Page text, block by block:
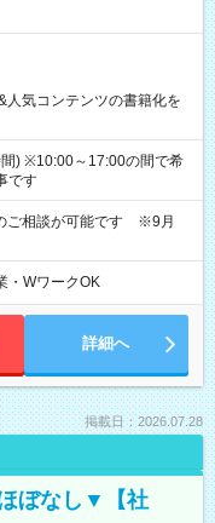
人気コンテンツの書籍化を
) ※10:00～17:00の間で希
です
ご相談が可能です ※9月
・WワークOK
詳細へ
掲載日：2026.07.28
ぼなし▼【社